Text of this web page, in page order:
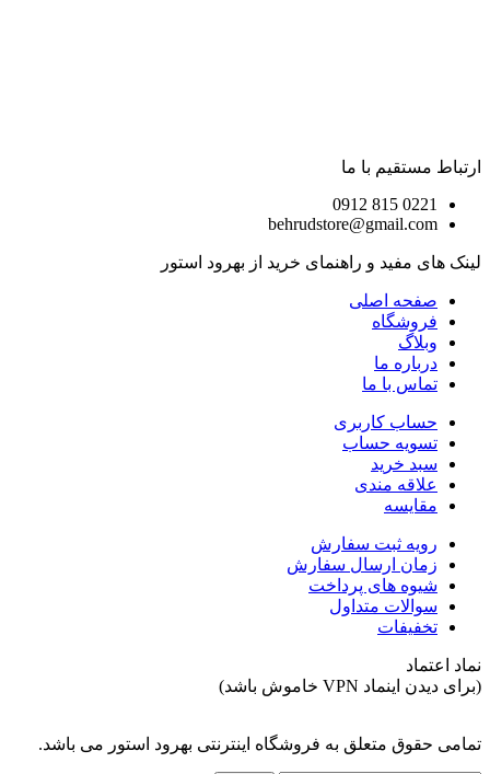
ارتباط مستقیم با ما
0221 815 0912
behrudstore@gmail.com
لینک های مفید و راهنمای خرید از بهرود استور
صفحه اصلی
فروشگاه
وبلاگ
درباره ما
تماس با ما
حساب کاربری
تسویه حساب
سبد خرید
علاقه مندی
مقایسه
رویه ثبت سفارش
زمان ارسال سفارش
شیوه های پرداخت
سوالات متداول
تخفیفات
نماد اعتماد
(برای دیدن اینماد VPN خاموش باشد)
تمامی حقوق متعلق به فروشگاه اینترنتی بهرود استور می باشد.